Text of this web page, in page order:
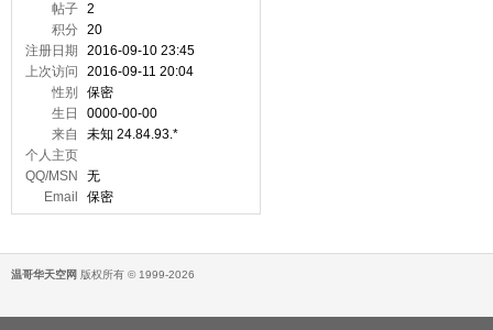
帖子 2
积分 20
注册日期
2016-09-10 23:45
上次访问
2016-09-11 20:04
性别
保密
生日
0000-00-00
来自
未知 24.84.93.*
个人主页
QQ/MSN
无
Email
保密
温哥华天空网 版权所有 © 1999-2026